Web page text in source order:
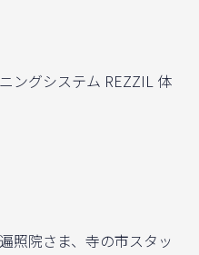
ングシステム REZZIL 体
照院さま、寺の市スタッ